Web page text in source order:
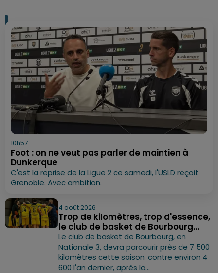
10h57
Foot : on ne veut pas parler de maintien à
Dunkerque
C'est la reprise de la Ligue 2 ce samedi, l'USLD reçoit
Grenoble. Avec ambition.
4 août 2026
Trop de kilomètres, trop d'essence,
le club de basket de Bourbourg...
Le club de basket de Bourbourg, en
Nationale 3, devra parcourir près de 7 500
kilomètres cette saison, contre environ 4
600 l'an dernier, après la...